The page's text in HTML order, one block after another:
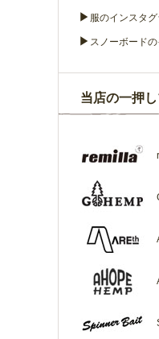
▶ 服のインスタグ
▶ スノーボード
当店の一押